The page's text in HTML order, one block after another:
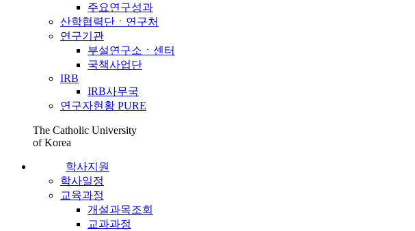
주요연구성과
산학협력단ㆍ연구처
연구기관
부설연구소ㆍ센터
국책사업단
IRB
IRB사무국
연구자현황 PURE
The Catholic University
of Korea
학사지원
학사일정
교육과정
개설과목조회
교과과정